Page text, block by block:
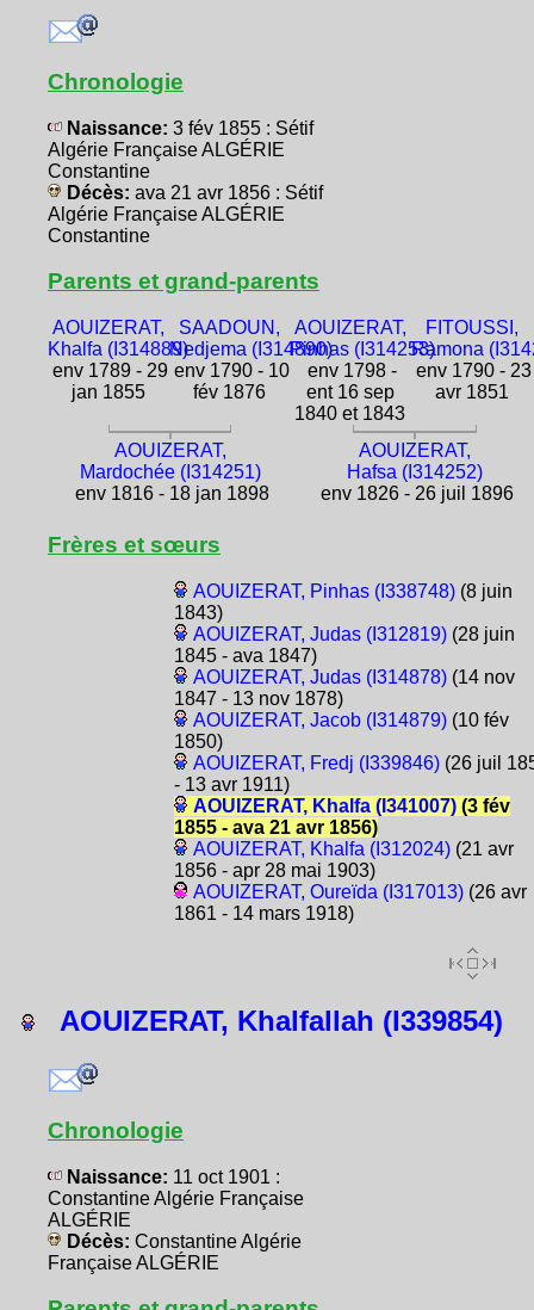
Chronologie
Naissance: 3 fév 1855 : Sétif
Algérie Française ALGÉRIE
Constantine
Décès: ava 21 avr 1856 : Sétif
Algérie Française ALGÉRIE
Constantine
Parents et grand-parents
AOUIZERAT,
Khalfa (I314889)
env 1789 - 29
jan 1855
SAADOUN,
Nedjema (I314890)
env 1790 - 10
fév 1876
AOUIZERAT,
Pinhas (I314253)
env 1798 -
ent 16 sep
1840 et 1843
FITOUSSI,
Ramona
env 1790 - 23
avr 1851
AOUIZERAT,
Mardochée (I314251)
env 1816 - 18 jan 1898
AOUIZERAT,
Hafsa (I314252)
env 1826 - 26 juil 1896
Frères et sœurs
AOUIZERAT, Pinhas (I338748)(8 juin
1843)
AOUIZERAT, Judas (I312819)(28 juin
1845 - ava 1847)
AOUIZERAT, Judas (I314878)(14 nov
1847 - 13 nov 1878)
AOUIZERAT, Jacob (I314879)(10 fév
1850)
AOUIZERAT, Fredj (I339846)(26 juil
- 13 avr 1911)
AOUIZERAT, Khalfa (I341007)(3 fév
1855 - ava 21 avr 1856)
AOUIZERAT, Khalfa (I312024)(21 avr
1856 - apr 28 mai 1903)
AOUIZERAT, Oureïda (I317013)(26 avr
1861 - 14 mars 1918)
AOUIZERAT, Khalfallah (I339854)
Chronologie
Naissance: 11 oct 1901 :
Constantine Algérie Française
ALGÉRIE
Décès: Constantine Algérie
Française ALGÉRIE